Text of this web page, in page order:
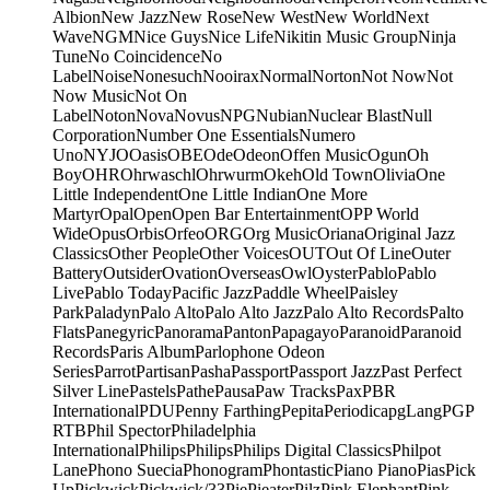
AlbionNew JazzNew RoseNew WestNew WorldNext
WaveNGMNice GuysNice LifeNikitin Music GroupNinja
TuneNo CoincidenceNo
LabelNoiseNonesuchNooiraxNormalNortonNot NowNot
Now MusicNot On
LabelNotonNovaNovusNPGNubianNuclear BlastNull
CorporationNumber One EssentialsNumero
UnoNYJOOasisOBEOdeOdeonOffen MusicOgunOh
BoyOHROhrwaschlOhrwurmOkehOld TownOliviaOne
Little IndependentOne Little IndianOne More
MartyrOpalOpenOpen Bar EntertainmentOPP World
WideOpusOrbisOrfeoORGOrg MusicOrianaOriginal Jazz
ClassicsOther PeopleOther VoicesOUTOut Of LineOuter
BatteryOutsiderOvationOverseasOwlOysterPabloPablo
LivePablo TodayPacific JazzPaddle WheelPaisley
ParkPaladynPalo AltoPalo Alto JazzPalo Alto RecordsPalto
FlatsPanegyricPanoramaPantonPapagayoParanoidParanoid
RecordsParis AlbumParlophone Odeon
SeriesParrotPartisanPashaPassportPassport JazzPast Perfect
Silver LinePastelsPathePausaPaw TracksPaxPBR
InternationalPDUPenny FarthingPepitaPeriodicapgLangPGP
RTBPhil SpectorPhiladelphia
InternationalPhilipsPhilipsPhilips Digital ClassicsPhilpot
LanePhono SueciaPhonogramPhontasticPiano PianoPiasPick